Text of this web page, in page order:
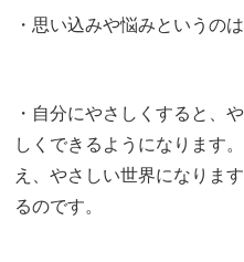
・思い込みや悩みというの
・自分にやさしくすると、
しくできるようになります
え、やさしい世界になりま
るのです。